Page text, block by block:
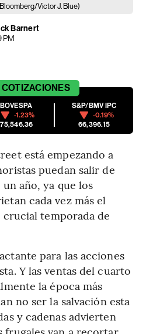
Victor J. Blue)
Barnert
PM
COTIZACIONES
IBOVESPA
-1.23%
S&P/BMV IPC
-0.19%
66,396.15
está empezando a
puedan salir de
año, ya que los
cada vez más el
temporada de
para las acciones
Y las ventas del cuarto
la época más
no ser la salvación esta
y cadenas advierten